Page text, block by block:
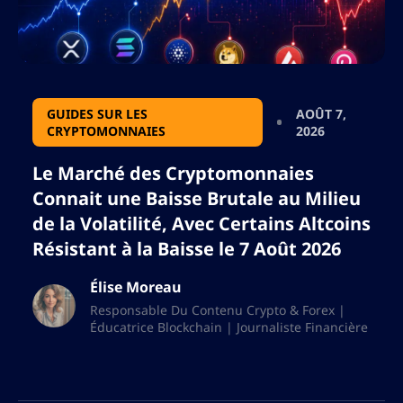
GUIDES SUR LES
CRYPTOMONNAIES
AOÛT 7,
2026
Le Marché des Cryptomonnaies
Connait une Baisse Brutale au Milieu
de la Volatilité, Avec Certains Altcoins
Résistant à la Baisse le 7 Août 2026
Élise Moreau
Responsable Du Contenu Crypto & Forex |
Éducatrice Blockchain | Journaliste Financière